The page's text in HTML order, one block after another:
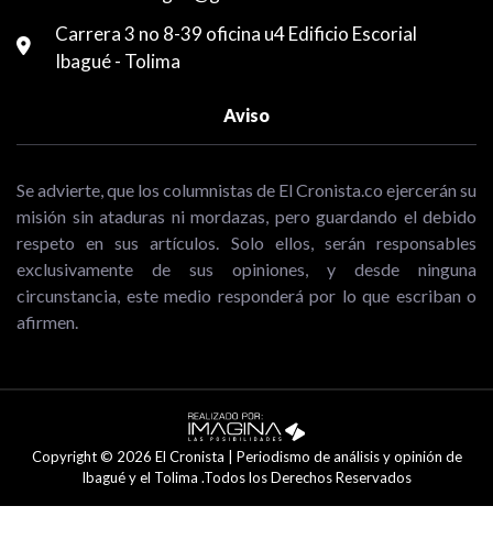
Carrera 3 no 8-39 oficina u4 Edificio Escorial
Ibagué - Tolima
Aviso
Se advierte, que los columnistas de El Cronista.co ejercerán su
misión sin ataduras ni mordazas, pero guardando el debido
respeto en sus artículos. Solo ellos, serán responsables
exclusivamente de sus opiniones, y desde ninguna
circunstancia, este medio responderá por lo que escriban o
afirmen.
Copyright © 2026 El Cronista | Periodismo de análisis y opinión de
Ibagué y el Tolima .Todos los Derechos Reservados